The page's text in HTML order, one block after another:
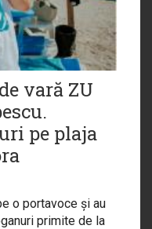
vară ZU
pe plaja
o portavoce și au
primite de la